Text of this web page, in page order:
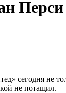
сегодня не
не потащил.